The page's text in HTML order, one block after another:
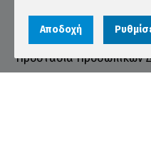
Όροι χρήσης
Προστασία Προσωπικών
Αποδοχή